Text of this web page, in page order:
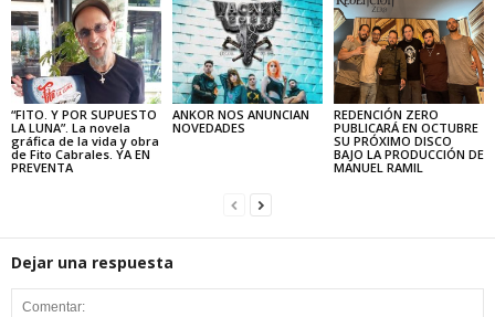
“FITO. Y POR SUPUESTO
LA LUNA”. La novela
gráfica de la vida y obra
de Fito Cabrales. YA EN
PREVENTA
ANKOR NOS ANUNCIAN
NOVEDADES
REDENCIÓN ZERO
PUBLICARÁ EN OCTUBRE
SU PRÓXIMO DISCO
BAJO LA PRODUCCIÓN DE
MANUEL RAMIL
Dejar una respuesta